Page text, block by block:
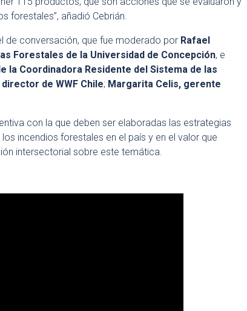
forestales”, añadió Cebrián.
de conversación, que fue moderado por Rafael
Forestales de la Universidad de Concepción, e
la Coordinadora Residente del Sistema de las
de WWF Chile; Margarita Celis, gerente
con la que deben ser elaboradas las estrategias
incendios forestales en el país y en el valor que
intersectorial sobre este temática.